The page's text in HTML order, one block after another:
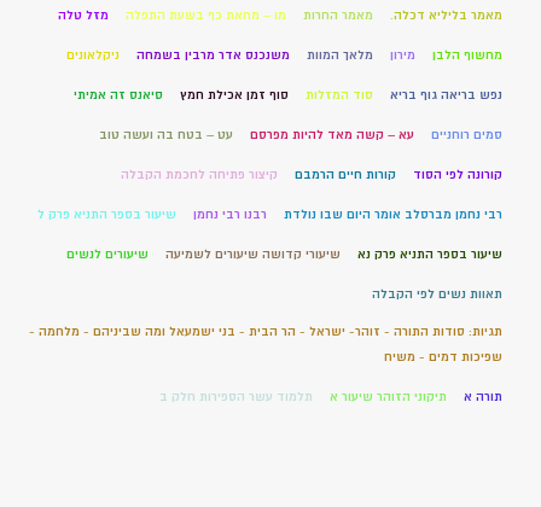
מאמר בליליא דכלה. מאמר החרות מו – מחאת כף בשעת התפלה מזל טלה
מחשוף הלבן מירון מלאך המוות משנכנס אדר מרבין בשמחה ניקלאונים
נפש בריאה גוף בריא סוד המזלות סוף זמן אכילת חמץ סיאנס זה אמיתי
סמים רוחניים עא – קשה מאד להיות מפרסם עט – בטח בה ועשה טוב
קורונה לפי הסוד קורות חיים הרמבם קיצור פתיחה לחכמת הקבלה
רבי נחמן מברסלב אומר היום שבו נולדת רבנו רבי נחמן שיעור בספר התניא פרק ל
שיעור בספר התניא פרק נא שיעורי קדושה שיעורים לשמיעה שיעורים לנשים
תאוות נשים לפי הקבלה
תגיות: סודות התורה - זוהר- ישראל - הר הבית - בני ישמעאל ומה שביניהם - מלחמה -
שפיכות דמים - משיח
תורה א תיקוני הזוהר שיעור א תלמוד עשר הספירות חלק ב